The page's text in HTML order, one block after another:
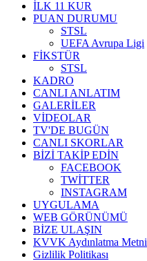
İLK 11 KUR
PUAN DURUMU
STSL
UEFA Avrupa Ligi
FİKSTÜR
STSL
KADRO
CANLI ANLATIM
GALERİLER
VİDEOLAR
TV'DE BUGÜN
CANLI SKORLAR
BİZİ TAKİP EDİN
FACEBOOK
TWİTTER
INSTAGRAM
UYGULAMA
WEB GÖRÜNÜMÜ
BİZE ULAŞIN
KVVK Aydınlatma Metni
Gizlilik Politikası